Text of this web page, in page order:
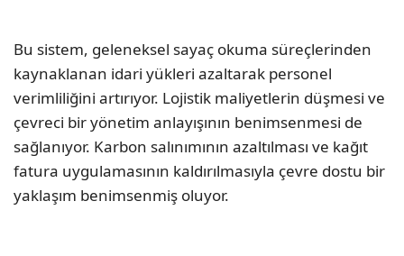
Bu sistem, geleneksel sayaç okuma süreçlerinden
kaynaklanan idari yükleri azaltarak personel
verimliliğini artırıyor. Lojistik maliyetlerin düşmesi ve
çevreci bir yönetim anlayışının benimsenmesi de
sağlanıyor. Karbon salınımının azaltılması ve kağıt
fatura uygulamasının kaldırılmasıyla çevre dostu bir
yaklaşım benimsenmiş oluyor.